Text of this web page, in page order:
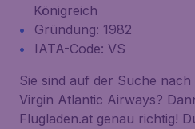
Königreich
Gründung: 1982
IATA-Code: VS
Sie sind auf der Suche
Virgin Atlantic Airways?
Flugladen.at genau richtig!